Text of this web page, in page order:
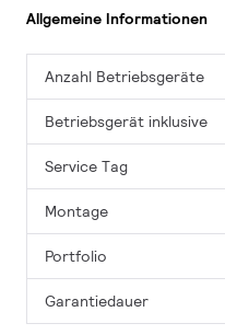
Allgemeine Informationen
Anzahl Betriebsgeräte
Betriebsgerät inklusive
Service Tag
Montage
Portfolio
Garantiedauer